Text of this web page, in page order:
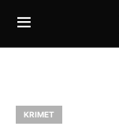
KRIMET